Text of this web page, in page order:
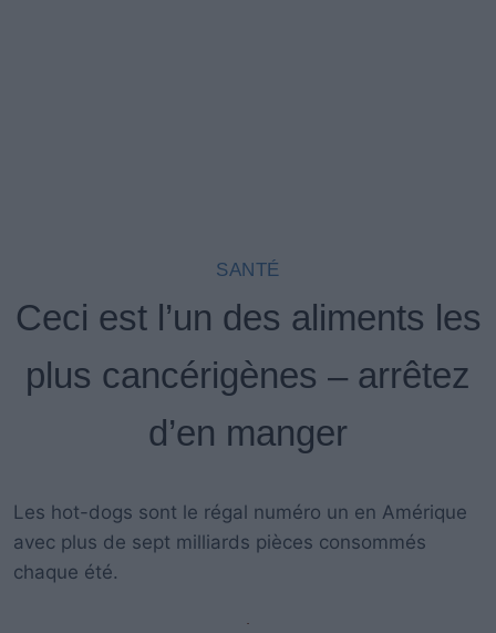
SANTÉ
Ceci est l’un des aliments les
plus cancérigènes – arrêtez
d’en manger
Les hot-dogs sont le régal numéro un en Amérique
avec plus de sept milliards pièces consommés
chaque été.